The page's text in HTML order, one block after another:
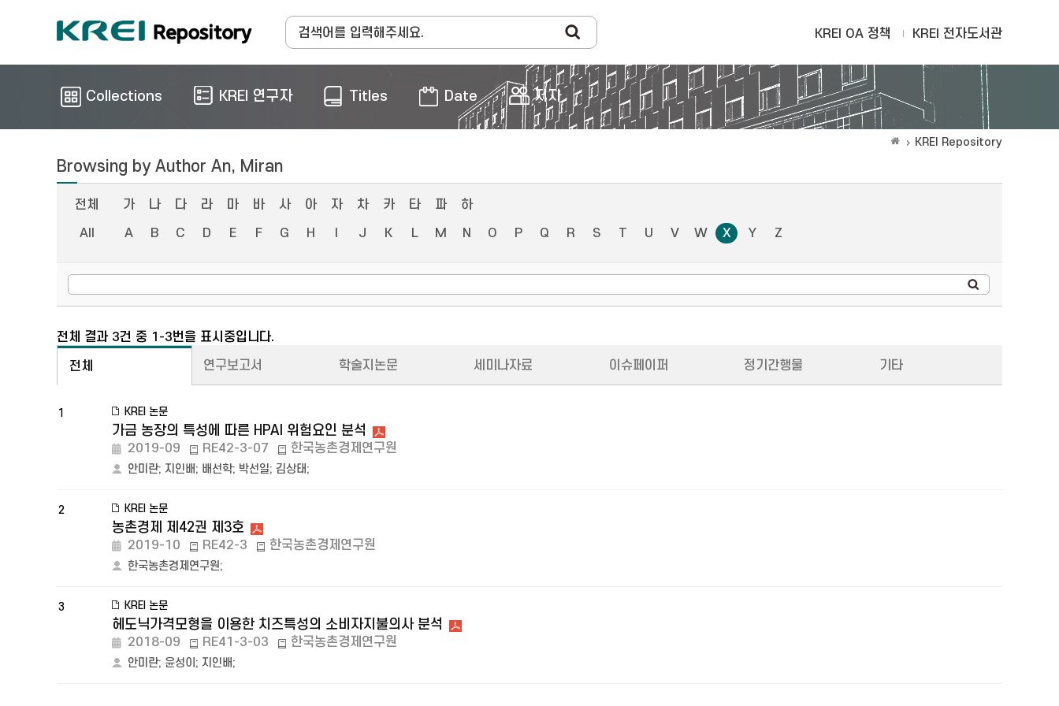
KREI OA 정책 KREI 전자도서관
Collections KREI 연구자 Titles Date 저자
KREI Repository
Browsing by Author An, Miran
전체 가 나 다 라 마 바 사 아 자 차 카 타 파
하
All
A B C D E F G H J K L M N O P Q R S T U V W X Y Z
전체 결과 3건 중 1-3번을 표시중입니다.
전체 연구보고서 학술지논문 세미나자료 이슈페이퍼 정기간행물 기타
1 KREI 논문
가금 농장의 특성에 따른 HPAI 위험요인 분석
2019-09 RE42-3-07 한국농촌경제연구원
안미란; 지인배; 배선학; 박선일; 김상태;
2 KREI 논문
농촌경제 제42권 제3호
2019-10 RE42-3 한국농촌경제연구원
한국농촌경제연구원;
3 KREI 논문
헤도닉가격모형을 이용한 치즈특성의 소비자지불의사 분석
2018-09 RE41-3-03 한국농촌경제연구원
안미란; 윤성이 ; 지인배;